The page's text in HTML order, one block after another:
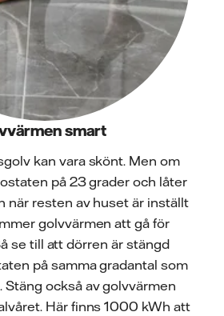
smart
kan vara skönt. Men om
på 23 grader och låter
när resten av huset är inställt
golvvärmen att gå för
se till att dörren är stängd
på samma gradantal som
Stäng också av golvvärmen
Här finns 1000 kWh att